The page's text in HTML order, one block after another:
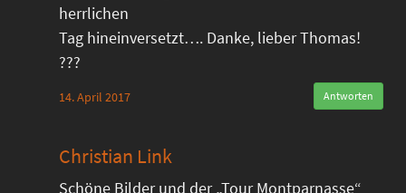
herrlichen
Tag hineinversetzt…. Danke, lieber Thomas!
???
14. April 2017 Antworten
Christian Link
Schöne Bilder und der „Tour Montparnasse“